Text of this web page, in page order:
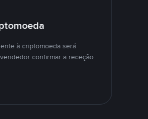
à criptomoeda será
confirmar a receção